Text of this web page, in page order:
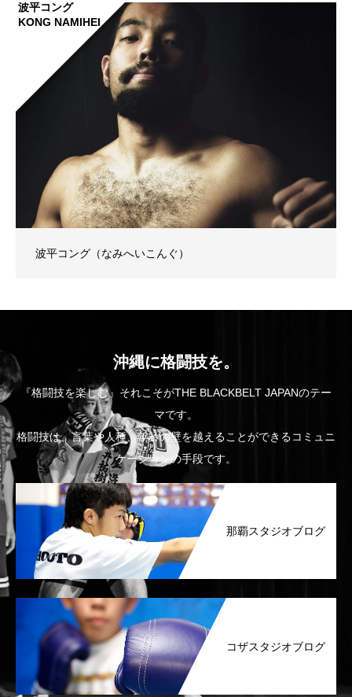
波平コング
KONG NAMIHEI
波平コング（なみへいこんぐ）
沖縄に格闘技を。
『格闘技を楽しむ』それこそがTHE BLACKBELT JAPANのテー
マです。
格闘技は、言葉や人種、年齢の壁を越えることができるコミュニ
ケーションの手段です。
那覇スタジオブログ
コザスタジオブログ